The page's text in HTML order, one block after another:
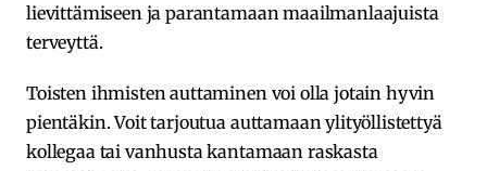
lievittämiseen ja parantamaan maailmanlaajuista
terveyttä.
Toisten ihmisten auttaminen voi olla jotain hyvin
pientäkin. Voit tarjoutua auttamaan ylityöllistettyä
kollegaa tai vanhusta kantamaan raskasta